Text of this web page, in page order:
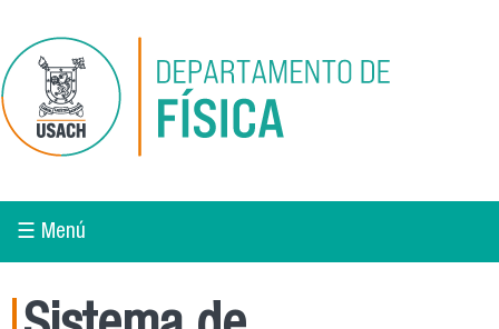
☰ Menú